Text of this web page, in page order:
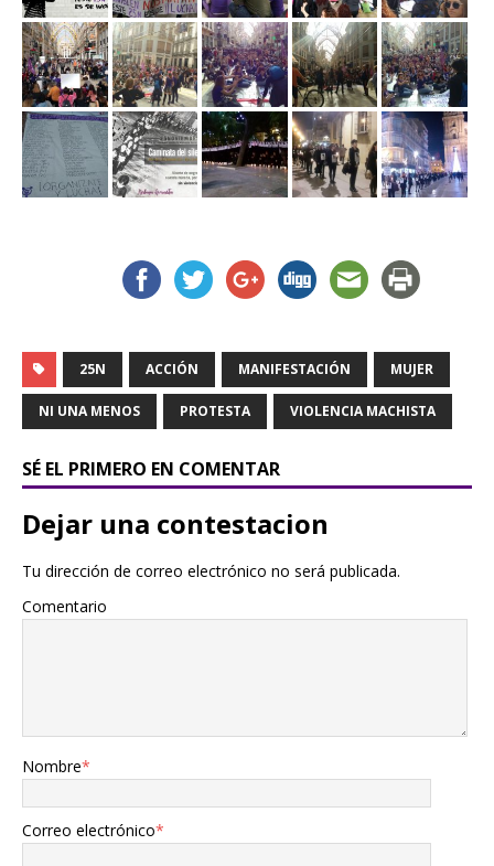
25N ACCIÓN MANIFESTACIÓN MUJER
NI UNA MENOS PROTESTA VIOLENCIA MACHISTA
SÉ EL PRIMERO EN COMENTAR
Dejar una contestacion
Tu dirección de correo electrónico no será publicada.
Comentario
Nombre*
Correo electrónico*